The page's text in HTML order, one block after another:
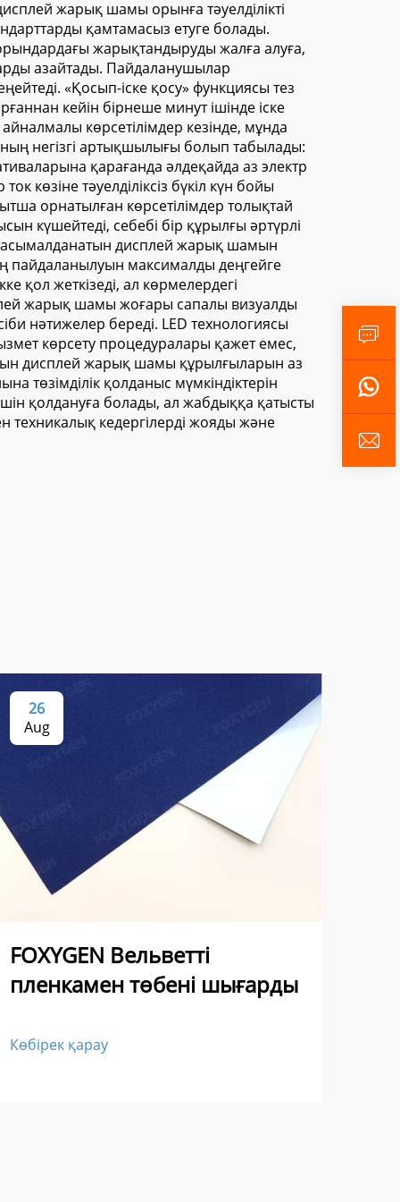
жарық шамы орынға тәуелділікті
қамтамасыз етуге болады.
жарықтандыруды жалға алуға,
азайтады. Пайдаланушылар
«Қосып-іске қосу» функциясы тез
кейін бірнеше минут ішінде іске
көрсетілімдер кезінде, мұнда
негізгі артықшылығы болып табылады:
қарағанда әлдеқайда аз электр
көзіне тәуелділіксіз бүкіл күн бойы
орнатылған көрсетілімдер толықтай
күшейтеді, себебі бір құрылғы әртүрлі
дисплей жарық шамын
пайдаланылуын максималды деңгейге
қол жеткізеді, ал көрмелердегі
жарық шамы жоғары сапалы визуалды
нәтижелер береді. LED технологиясы
көрсету процедуралары қажет емес,
дисплей жарық шамы құрылғыларын аз
төзімділік қолданыс мүмкіндіктерін
қолдануға болады, ал жабдыққа қатысты
кедергілерді жояды және
26
Aug
FOXYGEN Вельветті
пленкамен төбені шығарды
Көбірек қарау